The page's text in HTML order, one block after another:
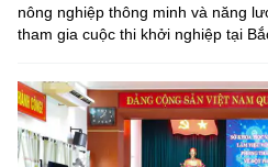
nông nghiệp thông minh và năng
tham gia cuộc thi khởi nghiệp tại